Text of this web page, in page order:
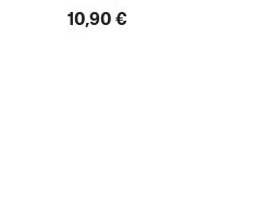
10,90 €